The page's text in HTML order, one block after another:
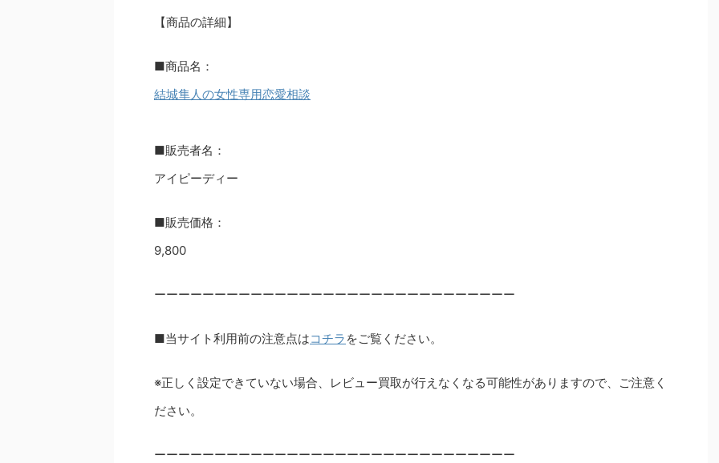
【商品の詳細】
■商品名：
結城隼人の女性専用恋愛相談
■販売者名：
アイピーディー
■販売価格：
9,800
ーーーーーーーーーーーーーーーーーーーーーーーーーーーーーー
■当サイト利用前の注意点はコチラ をご覧ください。
※正しく設定できていない場合、レビュー買取が行えなくなる可能性がありますので、ご注意く
ださい。
ーーーーーーーーーーーーーーーーーーーーーーーーーーーーーー